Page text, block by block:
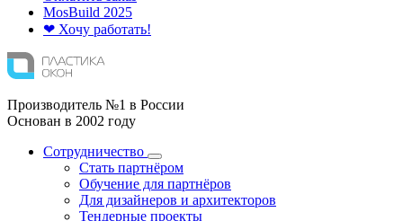
MosBuild 2025
❤ Хочу работать!
Производитель №1 в России
Основан в 2002 году
Сотрудничество
Стать партнёром
Обучение для партнёров
Для дизайнеров и архитекторов
Тендерные проекты